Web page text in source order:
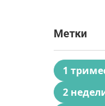
Метки
1
2